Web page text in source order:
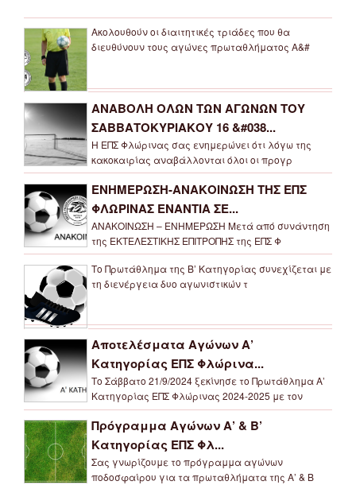
Ακολουθούν οι διαιτητικές τριάδες που θα
διευθύνουν τους αγώνες πρωταθλήματος Α&#
ΑΝΑΒΟΛΗ ΟΛΩΝ ΤΩΝ ΑΓΩΝΩΝ ΤΟΥ
ΣΑΒΒΑΤΟΚΥΡΙΑΚΟΥ 16 &#038...
Η ΕΠΣ Φλώρινας σας ενημερώνει ότι λόγω της
κακοκαιρίας αναβάλλονται όλοι οι προγρ
ΕΝΗΜΕΡΩΣΗ-ΑΝΑΚΟΙΝΩΣΗ ΤΗΣ ΕΠΣ
ΦΛΩΡΙΝΑΣ ΕΝΑΝΤΙΑ ΣΕ...
ΑΝΑΚΟΙΝΩΣΗ – ΕΝΗΜΕΡΩΣΗ Μετά από συνάντηση
της ΕΚΤΕΛΕΣΤΙΚΗΣ ΕΠΙΤΡΟΠΗΣ της ΕΠΣ Φ
Το Πρωτάθλημα της Β’ Κατηγορίας συνεχίζεται με
τη διενέργεια δυο αγωνιστικών τ
Αποτελέσματα Αγώνων Α’
Κατηγορίας ΕΠΣ Φλώρινα...
Το Σάββατο 21/9/2024 ξεκίνησε το Πρωτάθλημα Α’
Κατηγορίας ΕΠΣ Φλώρινας 2024-2025 με τον
Πρόγραμμα Αγώνων Α’ & Β’
Κατηγορίας ΕΠΣ Φλ...
Σας γνωρίζουμε το πρόγραμμα αγώνων
ποδοσφαίρου για τα πρωταθλήματα της Α’ & Β